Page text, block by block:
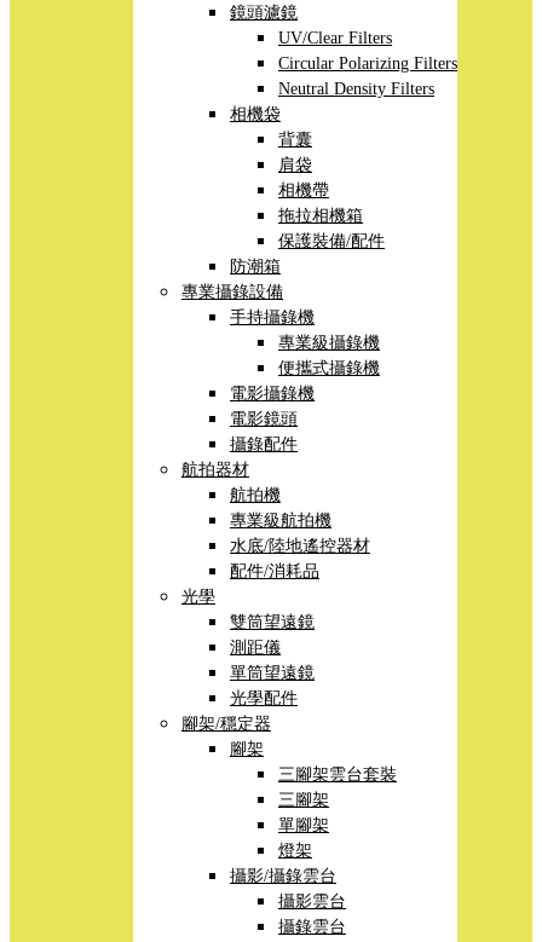
鏡頭濾鏡
UV/Clear Filters
Circular Polarizing Filters
Neutral Density Filters
相機袋
背囊
肩袋
相機帶
拖拉相機箱
保護裝備/配件
防潮箱
專業攝錄設備
手持攝錄機
專業級攝錄機
便攜式攝錄機
電影攝錄機
電影鏡頭
攝錄配件
航拍器材
航拍機
專業級航拍機
水底/陸地遙控器材
配件/消耗品
光學
雙筒望遠鏡
測距儀
單筒望遠鏡
光學配件
腳架/穩定器
腳架
三腳架雲台套裝
三腳架
單腳架
燈架
攝影/攝錄雲台
攝影雲台
攝錄雲台